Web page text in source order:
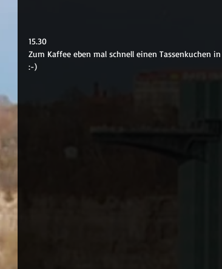
15.30
Zum Kaffee eben mal schnell einen Tassenkuchen
:-)